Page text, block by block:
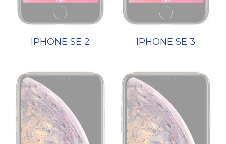
IPHONE SE 2 IPHONE SE 3